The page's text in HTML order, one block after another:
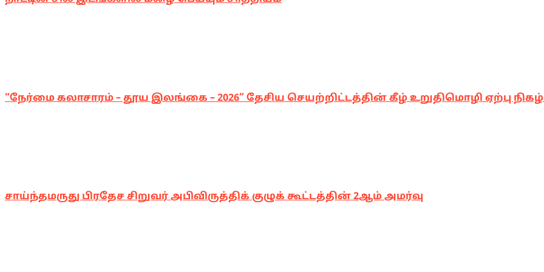
“நேர்மை கலாசாரம் – தூய இலங்கை – 2026” தேசிய செயற்றிட்டத்தின் கீழ் உறுதிமொழி ஏற்பு
சாய்ந்தமருது பிரதேச சிறுவர் அபிவிருத்திக் குழுக் கூட்டத்தின் 2ஆம் அமர்வு